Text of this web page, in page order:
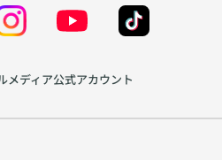
ディア公式アカウント